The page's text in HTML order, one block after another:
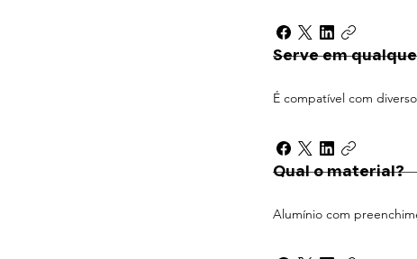
Serve em
É compatível com
Qual o material?
Alumínio com